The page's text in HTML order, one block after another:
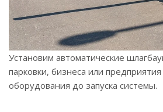
Установим автоматические
парковки, бизнеса или
оборудования до запуска системы.